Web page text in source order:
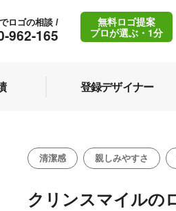
962-165
ロゴの相談 /
無料ロゴ提案
プロが選ぶ・1分
登録デザイナー
清潔感 親しみやすさ
クリンスマイルの